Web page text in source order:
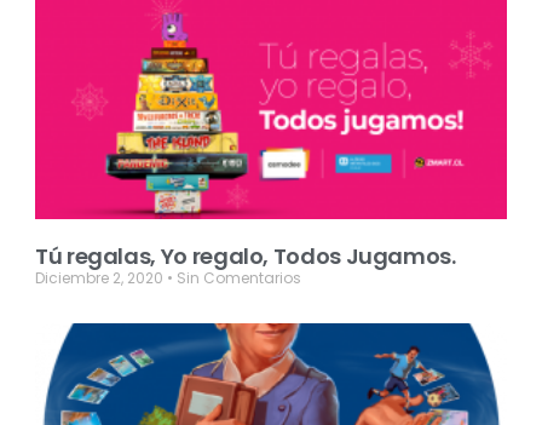
Tú regalas, Yo regalo, Todos Jugamos.
Diciembre 2, 2020 Sin Comentarios